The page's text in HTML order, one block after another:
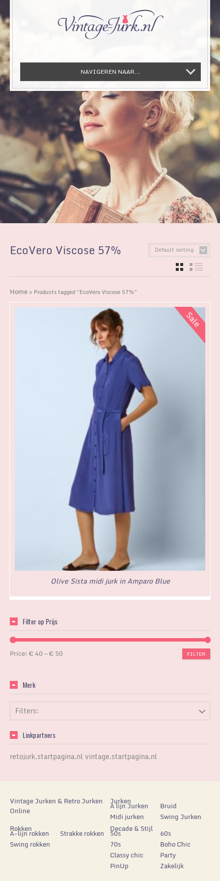
NAVIGEREN NAAR...
EcoVero Viscose 57% Default sorting
GRID
Home > Products tagged “EcoVero Viscose 57%”
Olive Sista midi jurk in Amparo Blue
Filter op Prijs
FILTER
Price:€ 40—€ 50
Merk
Filters:
Linkpartners
retojurk.startpagina.nl vintage.startpagina.nl
Vintage Jurken & Retro Jurken
Online
Jurken
A lijn Jurken
Bruid
Midi jurken
Swing Jurken
Rokken
A-lijn rokken
Strakke rokken
Swing rokken
Decade & Stijl
50s
60s
70s
Boho Chic
Classy chic
Party
PinUp
Zakelijk